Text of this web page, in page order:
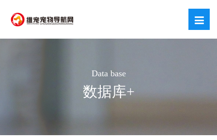
Data base
数据库+